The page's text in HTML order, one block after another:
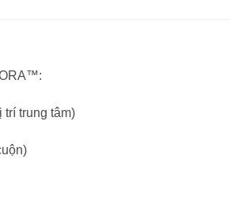
trung tâm)